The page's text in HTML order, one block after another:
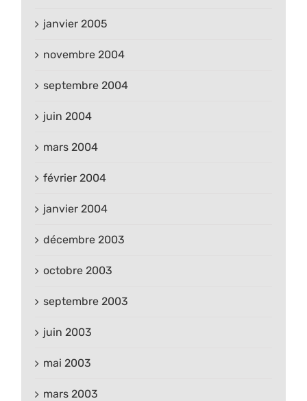
janvier 2005
novembre 2004
septembre 2004
juin 2004
mars 2004
février 2004
janvier 2004
décembre 2003
octobre 2003
septembre 2003
juin 2003
mai 2003
mars 2003